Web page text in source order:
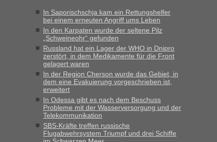
Milliarden aufgedeckt
„Kein Zoll. Du musst an sich nur sagen dass das privat ist
und du nicht damit handeln willst. So lange das nicht
Originalverpackt ist und ersichlich das nicht neu sollte es
keine Probleme geben“
Recht, Visa und Dokumente • Deklaration
gebrauchter Kleidung beim Zoll
„Hallo Leute, ich weiß nicht, ob ich hier richtig bin mit meiner
Anfrage. Ich möchte 4 Umzugskartons mit gebrauchter
Straßen Kleidung bei der Einreise in die Ukraine
mitnehmen. Es ist gebrauchte Kleidung...“
In Saporischschja kam ein Rettungshelfer
bei einem erneuten Angriff ums Leben
In den Karpaten wurde der seltene Pilz
„Schweineohr“ gefunden
Russland hat ein Lager der WHO in Dnipro
zerstört, in dem Medikamente für die Front
gelagert waren
In der Region Cherson wurde das Gebiet, in
dem eine Evakuierung vorgeschrieben ist,
erweitert
In Odessa gibt es nach dem Beschuss
Probleme mit der Wasserversorgung und der
Telekommunikation
SBS-Kräfte treffen russische
Flugabwehrsystem Triumpf und drei Schiffe